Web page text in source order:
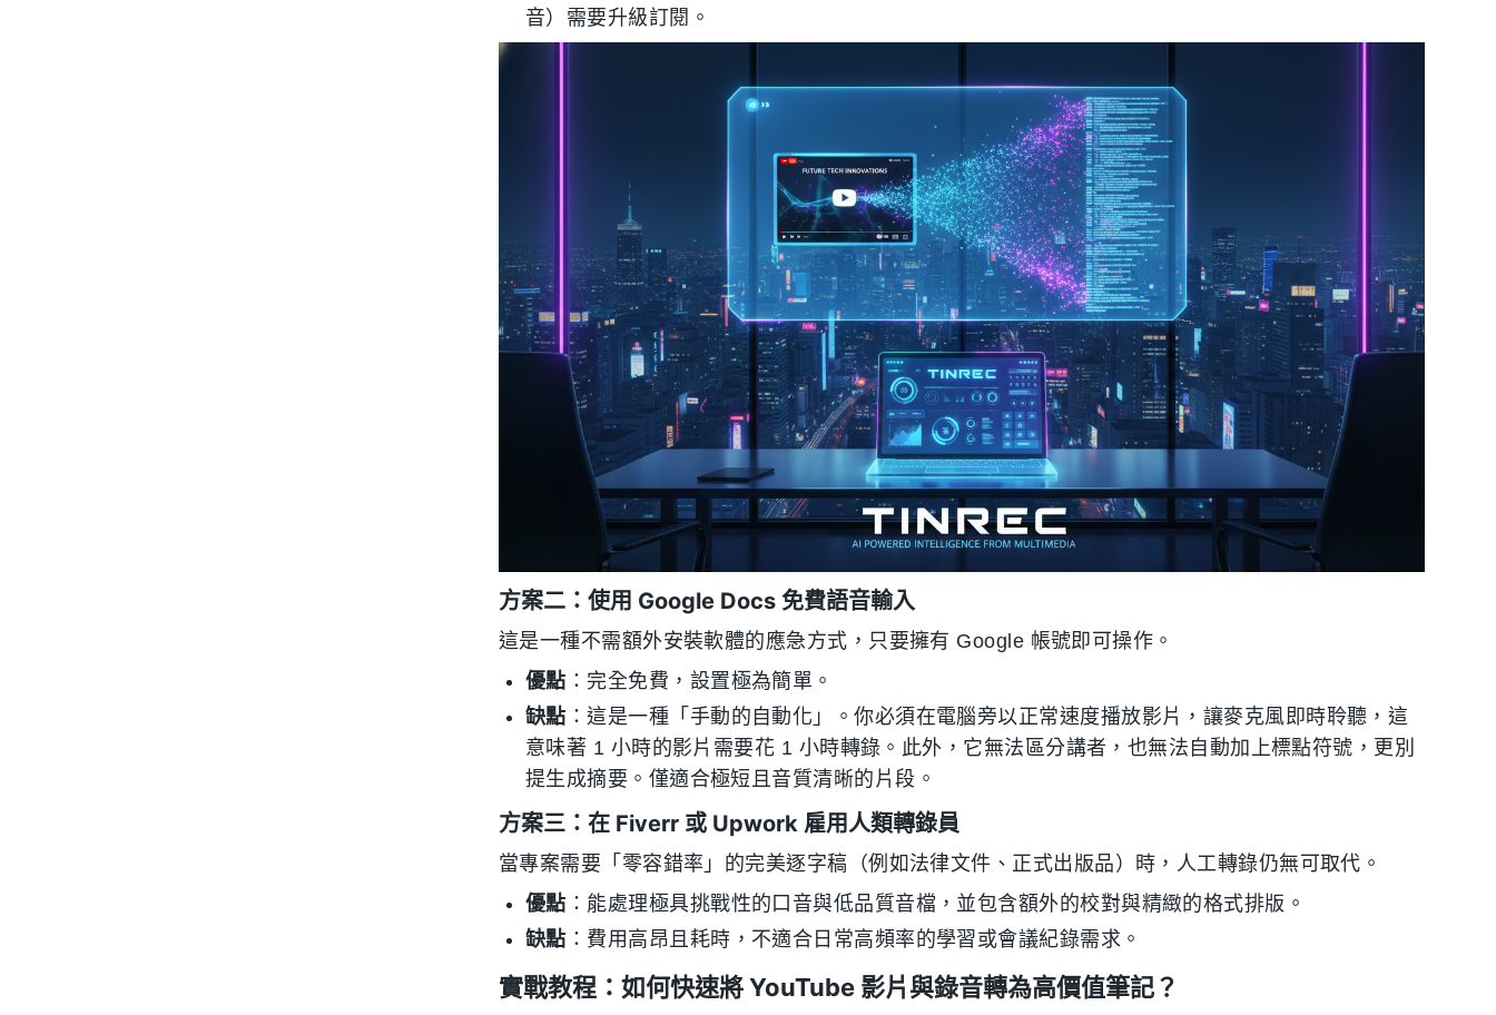
音）需要升級訂閱。
方案二：使用 Google Docs 免費語音輸入
這是一種不需額外安裝軟體的應急方式，只要擁有 Google 帳號即可操作。
優點 ：完全免費，設置極為簡單。
缺點 ：這是一種「手動的自動化」。你必須在電腦旁以正常速度播放影片，讓麥克風即時聆聽，這
意味著 1 小時的影片需要花 1 小時轉錄。此外，它無法區分講者，也無法自動加上標點符號，更別
提生成摘要。僅適合極短且音質清晰的片段。
方案三：在 Fiverr 或 Upwork 雇用人類轉錄員
當專案需要「零容錯率」的完美逐字稿（例如法律文件、正式出版品）時，人工轉錄仍無可取代。
優點 ：能處理極具挑戰性的口音與低品質音檔，並包含額外的校對與精緻的格式排版。
缺點 ：費用高昂且耗時，不適合日常高頻率的學習或會議紀錄需求。
實戰教程：如何快速將 YouTube 影片與錄音轉為高價值筆記？